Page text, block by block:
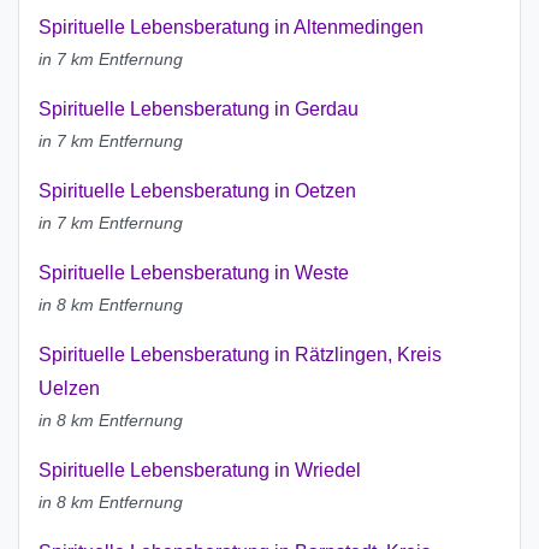
Spirituelle Lebensberatung in Altenmedingen
in 7 km Entfernung
Spirituelle Lebensberatung in Gerdau
in 7 km Entfernung
Spirituelle Lebensberatung in Oetzen
in 7 km Entfernung
Spirituelle Lebensberatung in Weste
in 8 km Entfernung
Spirituelle Lebensberatung in Rätzlingen, Kreis
Uelzen
in 8 km Entfernung
Spirituelle Lebensberatung in Wriedel
in 8 km Entfernung